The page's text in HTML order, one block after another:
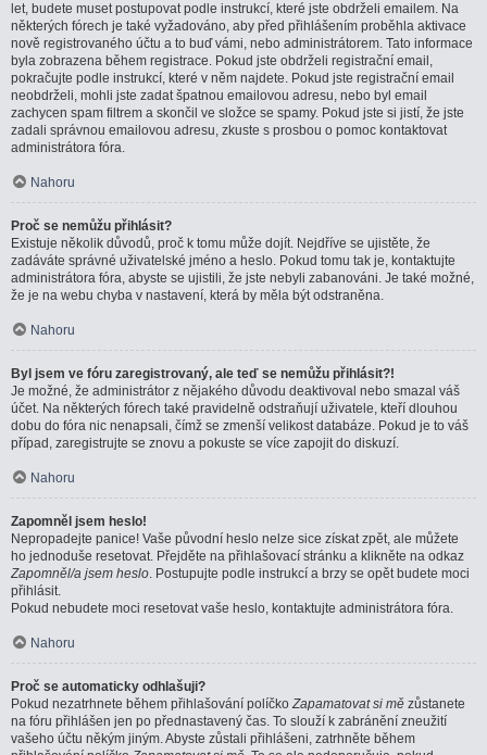
let, budete muset postupovat podle instrukcí, které jste obdrželi emailem. Na
některých fórech je také vyžadováno, aby před přihlášením proběhla aktivace
nově registrovaného účtu a to buď vámi, nebo administrátorem. Tato informace
byla zobrazena během registrace. Pokud jste obdrželi registrační email,
pokračujte podle instrukcí, které v něm najdete. Pokud jste registrační email
neobdrželi, mohli jste zadat špatnou emailovou adresu, nebo byl email
zachycen spam filtrem a skončil ve složce se spamy. Pokud jste si jistí, že jste
zadali správnou emailovou adresu, zkuste s prosbou o pomoc kontaktovat
administrátora fóra.
Nahoru
Proč se nemůžu přihlásit?
Existuje několik důvodů, proč k tomu může dojít. Nejdříve se ujistěte, že
zadáváte správné uživatelské jméno a heslo. Pokud tomu tak je, kontaktujte
administrátora fóra, abyste se ujistili, že jste nebyli zabanováni. Je také možné,
že je na webu chyba v nastavení, která by měla být odstraněna.
Nahoru
Byl jsem ve fóru zaregistrovaný, ale teď se nemůžu přihlásit?!
Je možné, že administrátor z nějakého důvodu deaktivoval nebo smazal váš
účet. Na některých fórech také pravidelně odstraňují uživatele, kteří dlouhou
dobu do fóra nic nenapsali, čímž se zmenší velikost databáze. Pokud je to váš
případ, zaregistrujte se znovu a pokuste se více zapojit do diskuzí.
Nahoru
Zapomněl jsem heslo!
Nepropadejte panice! Vaše původní heslo nelze sice získat zpět, ale můžete
ho jednoduše resetovat. Přejděte na přihlašovací stránku a klikněte na odkaz
Zapomněl/a jsem heslo. Postupujte podle instrukcí a brzy se opět budete moci
přihlásit.
Pokud nebudete moci resetovat vaše heslo, kontaktujte administrátora fóra.
Nahoru
Proč se automaticky odhlašuji?
Pokud nezatrhnete během přihlašování políčkoZapamatovat si mě zůstanete
na fóru přihlášen jen po přednastavený čas. To slouží k zabránění zneužití
vašeho účtu někým jiným. Abyste zůstali přihlášeni, zatrhněte během